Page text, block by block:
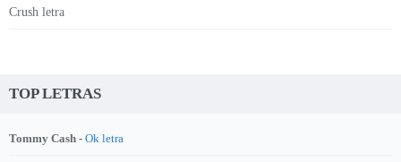
Crush letra
TOP LETRAS
Tommy Cash - Ok letra